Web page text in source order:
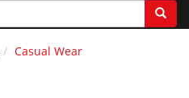
Casual Wear